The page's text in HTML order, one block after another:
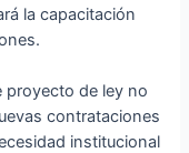
la capacitación
proyecto de ley no
contrataciones
institucional